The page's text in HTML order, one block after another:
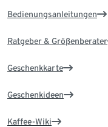
Bedienungsanleitungen
Ratgeber & Größenberater
Geschenkkarte
Geschenkideen
Kaffee-Wiki